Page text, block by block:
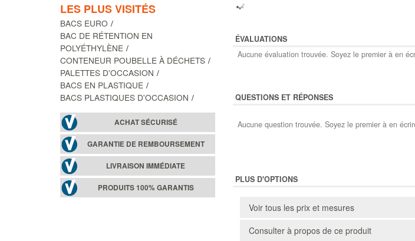
LES PLUS VISITÉS
BACS EURO
BAC DE RÉTENTION EN
POLYÉTHYLÈNE
CONTENEUR POUBELLE À DÉCHETS
PALETTES D'OCCASION
BACS EN PLASTIQUE
BACS PLASTIQUES D'OCCASION
ACHAT SÉCURISÉ
GARANTIE DE REMBOURSEMENT
LIVRAISON IMMÉDIATE
PRODUITS 100% GARANTIS
ÉVALUATIONS
Aucune évaluation trouvée. Soyez le premier à en
QUESTIONS ET RÉPONSES
Aucune question trouvée. Soyez le premier à en
PLUS D'OPTIONS
Voir tous les prix et mesures
Consulter à propos de ce produit